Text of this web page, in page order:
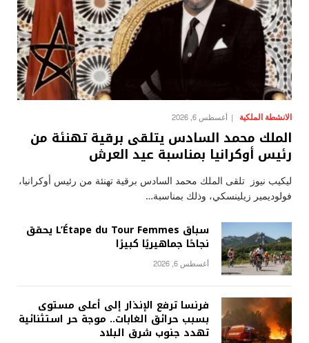
الانشطة الملكية أغسطس 6, 2026
الملك محمد السادس يتلقى برقية تهنئة من
رئيس أوكرانيا بمناسبة عيد العرش
ليكيب نيوز تلقى الملك محمد السادس برقية تهنئة من رئيس أوكرانيا،
فولوديمير زيلينسكي، وذلك بمناسبة…
سباق L’Étape du Tour Femmes يحقق
نجاحًا جماهيريًا كبيرًا
أغسطس 6, 2026
فرنسا ترفع الإنذار إلى أعلى مستوى
بسبب حرائق الغابات.. موجة حر استثنائية
تهدد جنوب شرق البلاد